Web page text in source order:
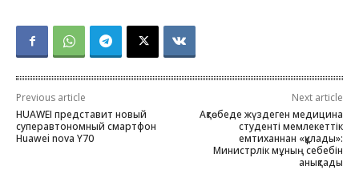
Previous article
HUAWEI представит новый
суперавтономный смартфон
Huawei nova Y70
Next article
Ақтөбеде жүздеген медицина
студенті мемлекеттік
емтиханнан «құлады»:
Министрлік мұның себебін
анықтады